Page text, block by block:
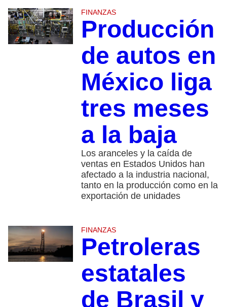
FINANZAS
Producción
de autos en
México liga
tres meses
a la baja
Los aranceles y la caída de
ventas en Estados Unidos han
afectado a la industria nacional,
tanto en la producción como en la
exportación de unidades
FINANZAS
Petroleras
estatales
de Brasil y